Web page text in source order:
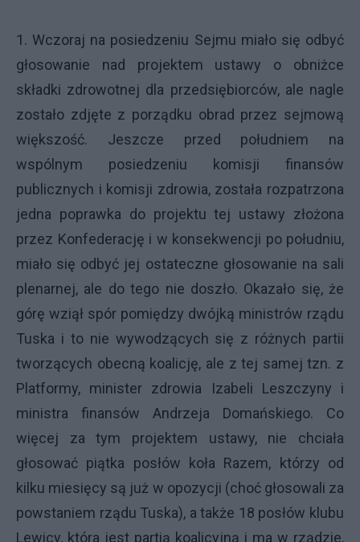
1. Wczoraj na posiedzeniu Sejmu miało się odbyć
głosowanie nad projektem ustawy o obniżce
składki zdrowotnej dla przedsiębiorców, ale nagle
zostało zdjęte z porządku obrad przez sejmową
większość. Jeszcze przed południem na
wspólnym posiedzeniu komisji finansów
publicznych i komisji zdrowia, została rozpatrzona
jedna poprawka do projektu tej ustawy złożona
przez Konfederację i w konsekwencji po południu,
miało się odbyć jej ostateczne głosowanie na sali
plenarnej, ale do tego nie doszło. Okazało się, że
górę wziął spór pomiędzy dwójką ministrów rządu
Tuska i to nie wywodzących się z różnych partii
tworzących obecną koalicję, ale z tej samej tzn. z
Platformy, minister zdrowia Izabeli Leszczyny i
ministra finansów Andrzeja Domańskiego. Co
więcej za tym projektem ustawy, nie chciała
głosować piątka posłów koła Razem, którzy od
kilku miesięcy są już w opozycji (choć głosowali za
powstaniem rządu Tuska), a także 18 posłów klubu
Lewicy, która jest partią koalicyjną i ma w rządzie,